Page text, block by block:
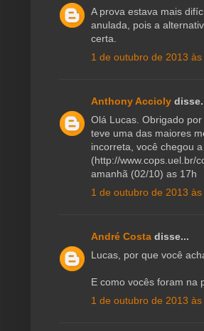
A prova estava mais
anulada, pois a
certa.
1 de outubro de 2013 às
Anthony Accioly
Olá Lucas. Obrigado
teve uma das maiores
incorreta, você chegou
(http://www.cops.uel.br/
amanhã (02/10) as 17h
1 de outubro de 2013
André Costa disse...
Lucas, por que você
E como vocês foram na
1 de outubro de 2013